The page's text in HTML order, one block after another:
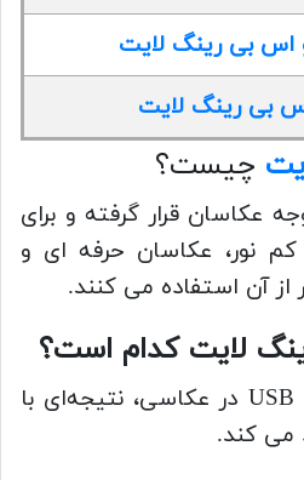
بی رینگ لایت
بی رینگ لایت
چیست؟
عکاسان قرار گرفته و برای
کم نور، عکاسان حرفه ای و
آن استفاده می کنند.
لایت کدام است؟
استفاده از USB Ring Light در عکاسی، نتیجه‌ای با
می کند.